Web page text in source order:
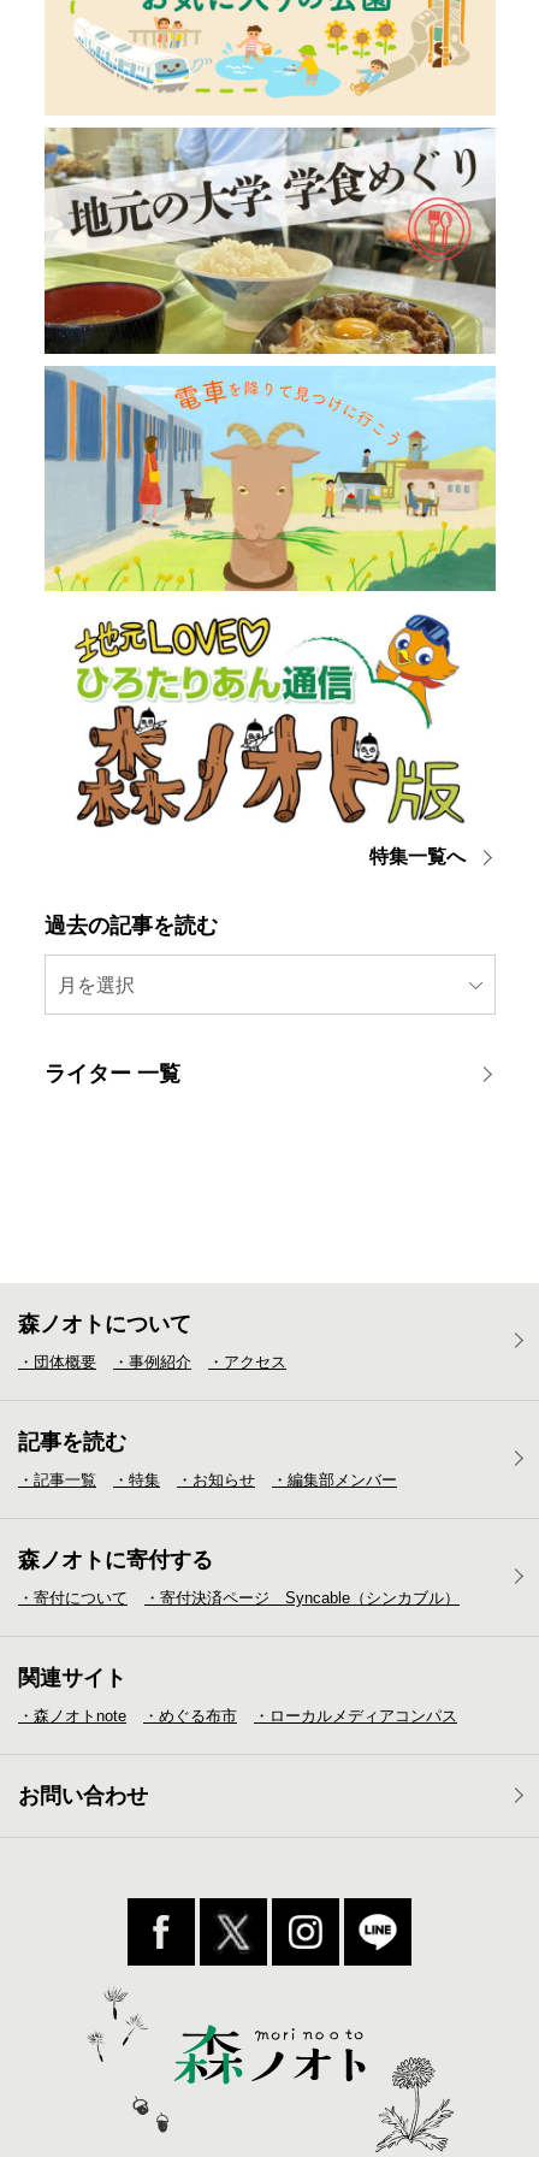
特集一覧へ
過去の記事を読む
月を選択
ライター 一覧
森ノオトについて
・団体概要 ・事例紹介 ・アクセス
記事を読む
・記事一覧 ・特集 ・お知らせ ・編集部メンバー
森ノオトに寄付する
・寄付について ・寄付決済ページ Syncable（シンカブル）
関連サイト
・森ノオトnote ・めぐる布市 ・ローカルメディア コンパス
お問い合わせ